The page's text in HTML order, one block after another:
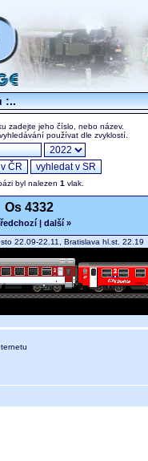
:..
zadejte jeho číslo, nebo název.
používat dle zvyklostí.
byl nalezen 1 vlak.
Os 4332
| další »
22.09-22.11, Bratislava hl.st. 22.19